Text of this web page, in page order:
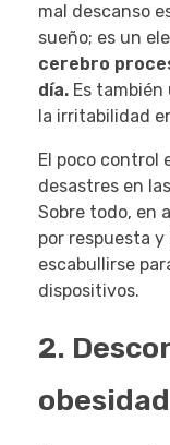
mal descanso
sueño; es un
cerebro
día. Es
la irritabilidad
El poco control
desastres en
Sobre todo, en
por respuesta
escabullirse
dispositivos.
2.
obesidad